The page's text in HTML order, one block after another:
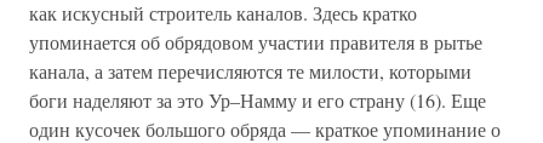
как искусный строитель каналов. Здесь кратко
упоминается об обрядовом участии правителя в рытье
канала, а затем перечисляются те милости, которыми
боги наделяют за это Ур–Намму и его страну (16). Еще
один кусочек большого обряда — краткое упоминание о